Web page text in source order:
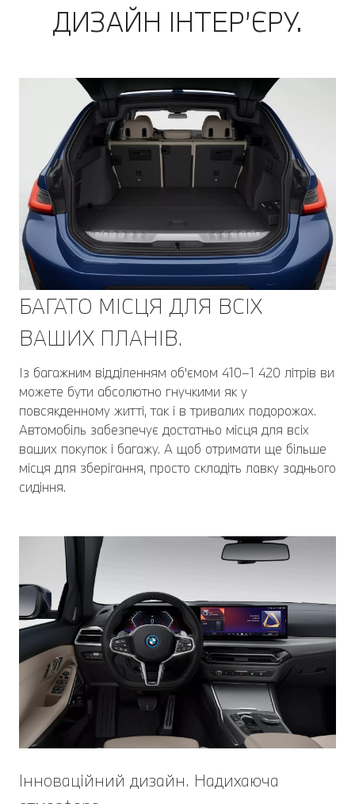
ДИЗАЙН ІНТЕР’ЄРУ.
БАГАТО МІСЦЯ ДЛЯ ВСІХ
ВАШИХ ПЛАНІВ.
Із багажним відділенням об'ємом 410–1 420 літрів ви
можете бути абсолютно гнучкими як у
повсякденному житті, так і в тривалих подорожах.
Автомобіль забезпечує достатньо місця для всіх
ваших покупок і багажу. А щоб отримати ще більше
місця для зберігання, просто складіть лавку заднього
сидіння.
Інноваційний дизайн. Надихаюча